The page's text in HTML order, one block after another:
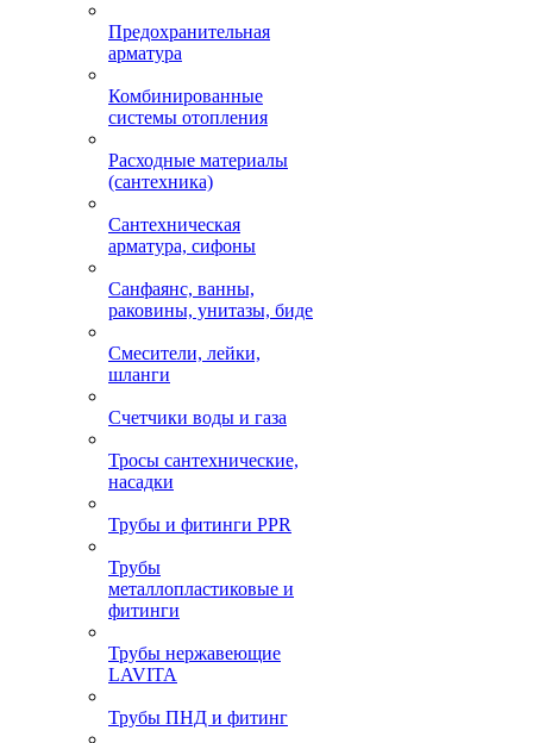
Предохранительная
арматура
Комбинированные
системы отопления
Расходные материалы
(сантехника)
Сантехническая
арматура, сифоны
Санфаянс, ванны,
раковины, унитазы, биде
Смесители, лейки,
шланги
Счетчики воды и газа
Тросы сантехнические,
насадки
Трубы и фитинги PPR
Трубы
металлопластиковые и
фитинги
Трубы нержавеющие
LAVITA
Трубы ПНД и фитинг